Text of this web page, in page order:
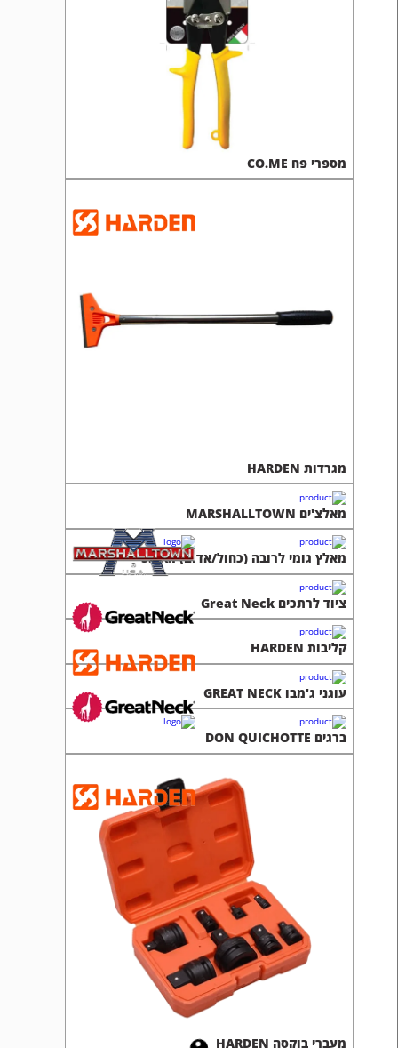
מספרי פח CO.ME
מגרדות HARDEN
מאלצ'ים MARSHALLTOWN
מאלץ גומי לרובה (כחול/אדום) S.I.R.I
ציוד לרתכים Great Neck
קליבות HARDEN
עוגני ג'מבו GREAT NECK
ברגים DON QUICHOTTE
מעברי בוקסה HARDEN